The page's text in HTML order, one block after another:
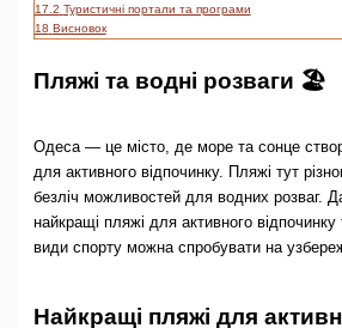
17.2 Туристичні портали та програми
18 Висновок
Пляжі та водні розваги 🏖️
Одеса — це місто, де море та сонце
для активного відпочинку. Пляжі тут
безліч можливостей для водних розваг.
найкращі пляжі для активного відпочинку
види спорту можна спробувати на
Найкращі пляжі для